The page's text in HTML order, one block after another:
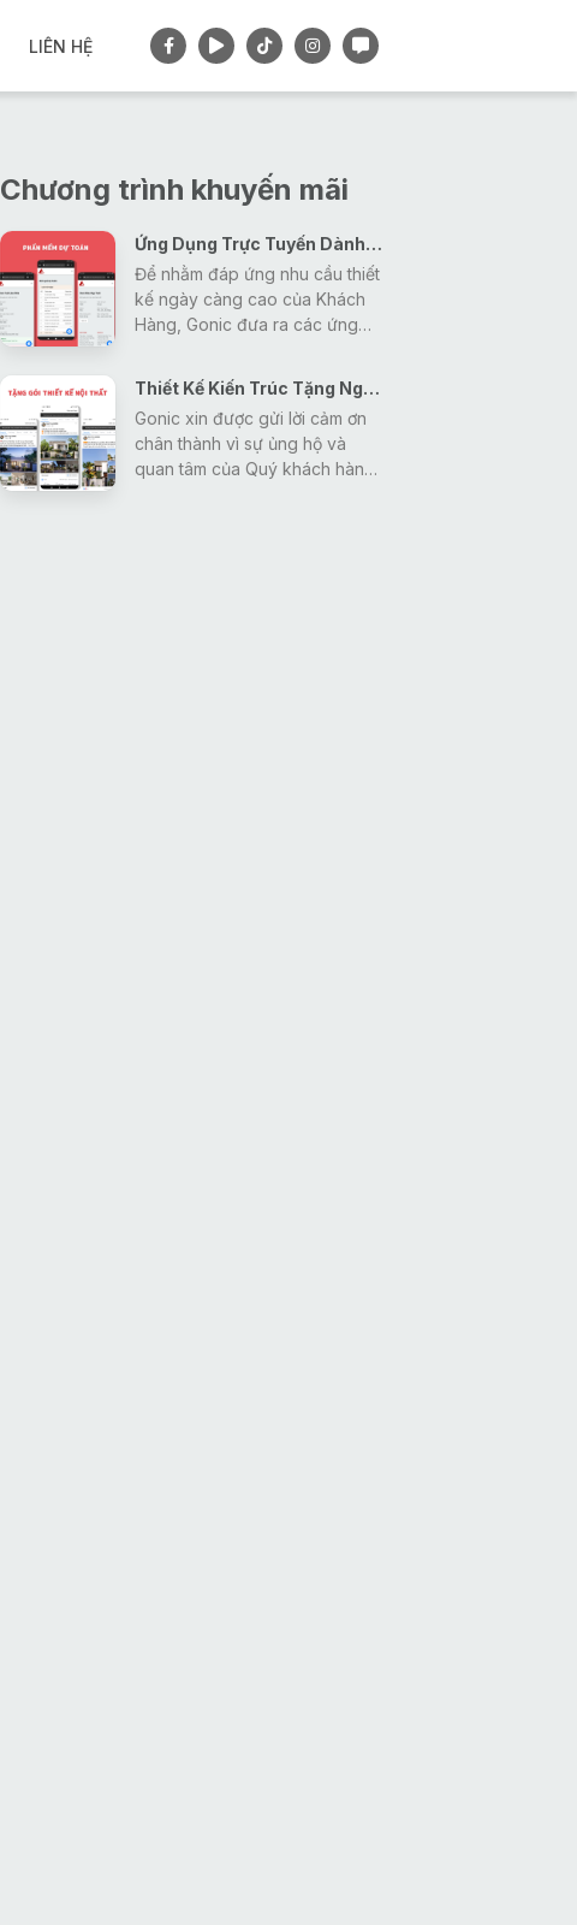
LIÊN HỆ
Chương trình khuyến mãi
Ứng Dụng Trực Tuyến Dành Cho Khách Hàng
Để nhằm đáp ứng nhu cầu thiết
kế ngày càng cao của Khách
Hàng, Gonic đưa ra các ứng
thắc mắc, tra cứu các thông tin
về thiết kế - xây dựng - phong
thủy một cách nhanh nhất và
hiệu quả nhất cho khách hàng.
Thiết Kế Kiến Trúc Tặng Ngay Gói Thiết Kế Nội Thất
Gonic xin được gửi lời cảm ơn
chân thành vì sự ủng hộ và
quan tâm của Quý khách hàng